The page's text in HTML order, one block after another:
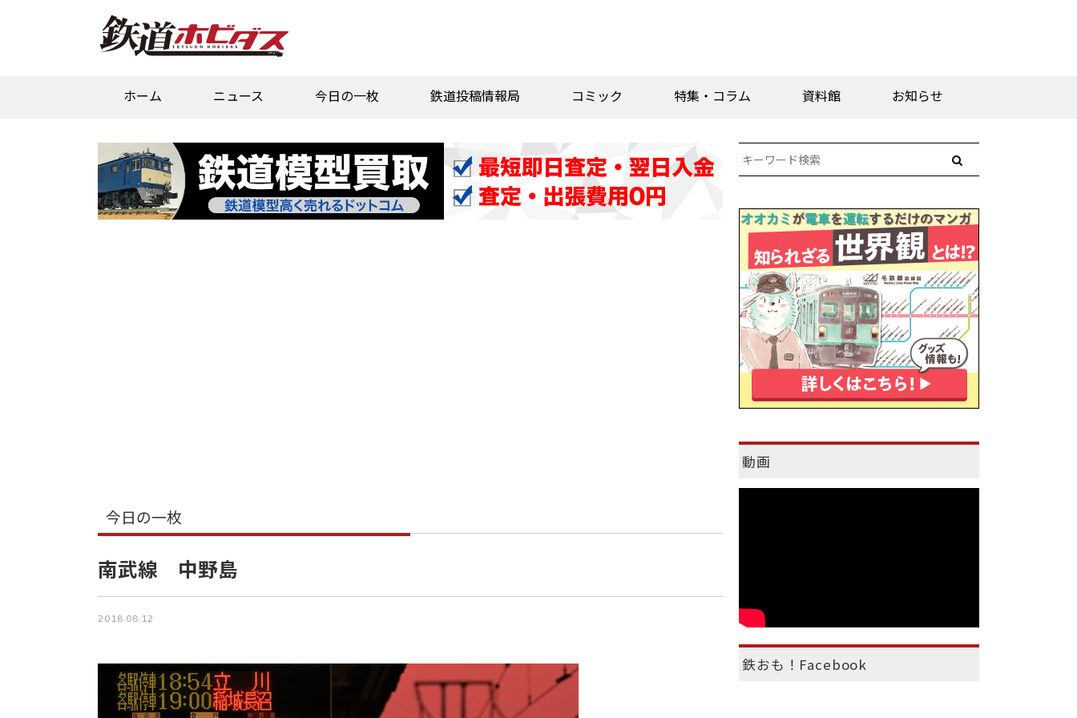
ホーム ニュース 今日の一枚 鉄道投稿情報局 コミック 特集・コラム 資料館 お知らせ
今日の一枚
南武線 中野島
2018.08.12
動画
鉄おも！Facebook